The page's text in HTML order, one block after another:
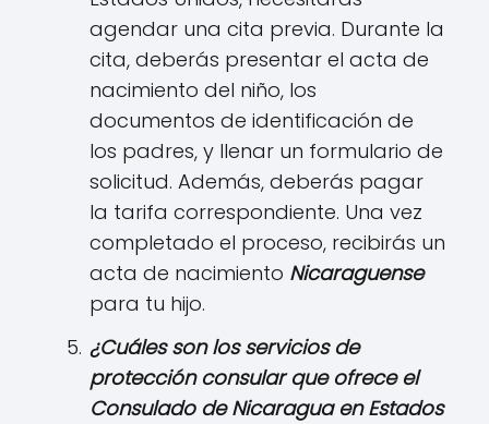
agendar una cita previa. Durante la
cita, deberás presentar el acta de
nacimiento del niño, los
documentos de identificación de
los padres, y llenar un formulario de
solicitud. Además, deberás pagar
la tarifa correspondiente. Una vez
completado el proceso, recibirás un
acta de nacimiento Nicaraguense
para tu hijo.
¿Cuáles son los servicios de
protección consular que ofrece el
Consulado deNicaraguaen Estados